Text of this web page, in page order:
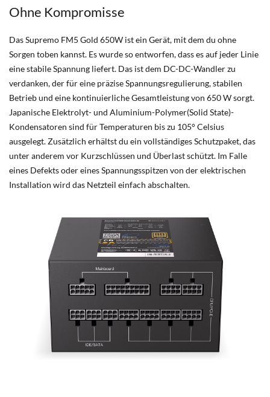
Ohne Kompromisse
Das Supremo FM5 Gold 650W ist ein Gerät, mit dem du ohne
Sorgen toben kannst. Es wurde so entworfen, dass es auf jeder Linie
eine stabile Spannung liefert. Das ist dem DC-DC-Wandler zu
verdanken, der für eine präzise Spannungsregulierung, stabilen
Betrieb und eine kontinuierliche Gesamtleistung von 650 W sorgt.
Japanische Elektrolyt- und Aluminium-Polymer(Solid State)-
Kondensatoren sind für Temperaturen bis zu 105° Celsius
ausgelegt. Zusätzlich erhältst du ein vollständiges Schutzpaket, das
unter anderem vor Kurzschlüssen und Überlast schützt. Im Falle
eines Defekts oder eines Spannungsspitzen von der elektrischen
Installation wird das Netzteil einfach abschalten.